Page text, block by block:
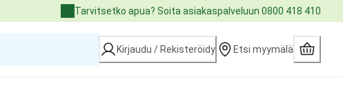
Tarvitsetko apua? Soita asiakaspalveluun 0800 418 410
Kirjaudu / Rekisteröidy Etsi myymälä